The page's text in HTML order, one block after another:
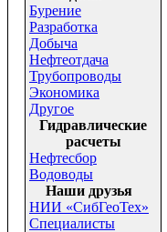
Бурение
Разработка
Добыча
Нефтеотдача
Трубопроводы
Экономика
Другое
Гидравлические
расчеты
Нефтесбор
Водоводы
Наши друзья
НИИ «СибГеоТех»
Специалисты